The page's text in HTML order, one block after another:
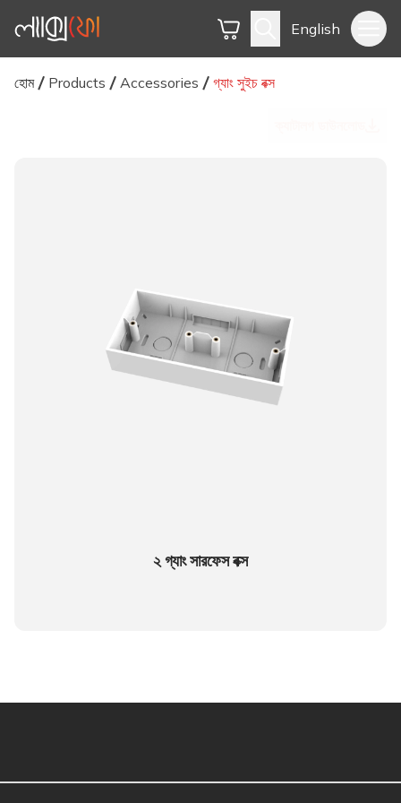
English
হোম Products Accessories গ্যাং সুইচ বক্স
২ গ্যাং সারফেস বক্স